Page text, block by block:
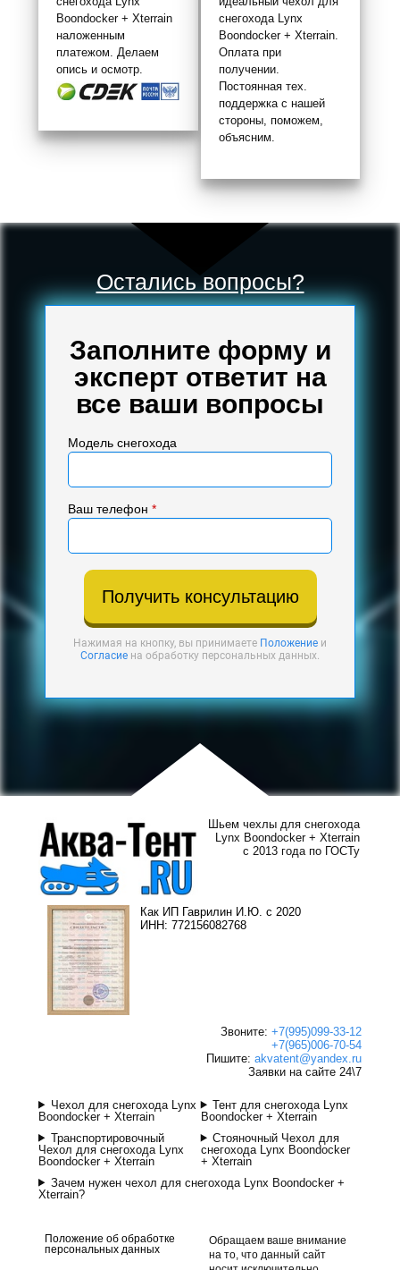
Boondocker + Xterrain
наложенным
платежом. Делаем
опись и осмотр.
снегохода Lynx
Boondocker + Xterrain.
Оплата при
получении.
Постоянная тех.
поддержка с нашей
стороны, поможем,
объясним.
Остались вопросы?
Заполните форму и
эксперт ответит на
все ваши вопросы
Модель снегохода
Ваш телефон *
Получить консультацию
Нажимая на кнопку, вы принимаете Положение и
Согласие на обработку персональных данных.
Шьем чехлы для снегохода
Lynx Boondocker + Xterrain
с 2013 года по ГОСТу
Как ИП Гаврилин И.Ю. с 2020
ИНН: 772156082768
Звоните: +7(995)099-33-12
+7(965)006-70-54
Пишите: akvatent@yandex.ru
Заявки на сайте 24\7
Чехол для снегохода Lynx
Boondocker + Xterrain
Тент для снегохода Lynx
Boondocker + Xterrain
Транспортировочный
Чехол для снегохода Lynx
Boondocker + Xterrain
Стояночный Чехол для
снегохода Lynx Boondocker
+ Xterrain
Зачем нужен чехол для снегохода Lynx Boondocker +
Xterrain?
Положение об обработке
персональных данных
Обращаем ваше внимание
на то, что данный сайт